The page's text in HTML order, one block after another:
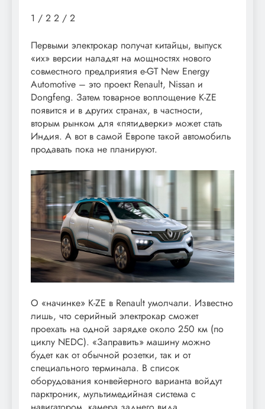
1 / 2 2 / 2
Первыми электрокар получат китайцы, выпуск
«их» версии наладят на мощностях нового
совместного предприятия e-GT New Energy
Automotive – это проект Renault, Nissan и
Dongfeng. Затем товарное воплощение K-ZE
появится и в других странах, в частности,
вторым рынком для «пятидверки» может стать
Индия. А вот в самой Европе такой автомобиль
продавать пока не планируют.
О «начинке» K-ZE в Renault умолчали. Известно
лишь, что серийный электрокар сможет
проехать на одной зарядке около 250 км (по
циклу NEDC). «Заправить» машину можно
будет как от обычной розетки, так и от
специального терминала. В список
оборудования конвейерного варианта войдут
парктроник, мультимедийная система с